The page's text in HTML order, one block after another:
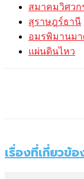
สมาคมวิศวก
สุราษฎร์ธานี
อมรพิมานม
แผ่นดินไหว
เรื่องที่เกี่ยวข้อ